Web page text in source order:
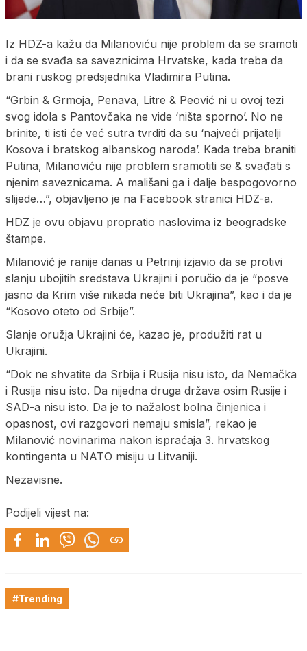
Iz HDZ-a kažu da Milanoviću nije problem da se sramoti
i da se svađa sa saveznicima Hrvatske, kada treba da
brani ruskog predsjednika Vladimira Putina.
“Grbin & Grmoja, Penava, Litre & Peović ni u ovoj tezi
svog idola s Pantovčaka ne vide ‘ništa sporno’. No ne
brinite, ti isti će već sutra tvrditi da su ‘najveći prijatelji
Kosova i bratskog albanskog naroda’. Kada treba braniti
Putina, Milanoviću nije problem sramotiti se & svađati s
njenim saveznicama. A mališani ga i dalje bespogovorno
slijede…”, objavljeno je na Facebook stranici HDZ-a.
HDZ je ovu objavu propratio naslovima iz beogradske
štampe.
Milanović je ranije danas u Petrinji izjavio da se protivi
slanju ubojitih sredstava Ukrajini i poručio da je “posve
jasno da Krim više nikada neće biti Ukrajina”, kao i da je
“Kosovo oteto od Srbije”.
Slanje oružja Ukrajini će, kazao je, produžiti rat u
Ukrajini.
“Dok ne shvatite da Srbija i Rusija nisu isto, da Nemačka
i Rusija nisu isto. Da nijedna druga država osim Rusije i
SAD-a nisu isto. Da je to nažalost bolna činjenica i
opasnost, ovi razgovori nemaju smisla”, rekao je
Milanović novinarima nakon ispraćaja 3. hrvatskog
kontingenta u NATO misiju u Litvaniji.
Nezavisne.
Podijeli vijest na:
#Trending